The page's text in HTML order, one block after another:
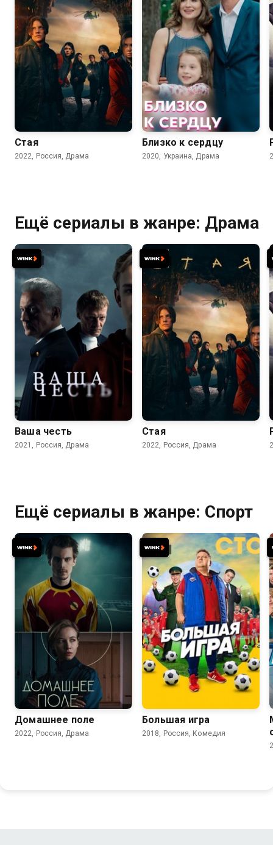
Стая
2022, Россия, Драма
7.1
Близко к сердцу
2020, Украина, Драма
Ещё сериалы в жанре: Драма
8.2 7.2
Ваша честь
2021, Россия, Драма
Стая
2022, Россия, Драма
Ещё сериалы в жанре: Спорт
7.3
Домашнее поле
2022, Россия, Драма
7.9
Большая игра
2018, Россия, Комедия